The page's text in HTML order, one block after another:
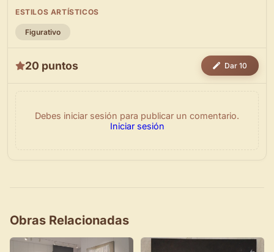
ESTILOS ARTÍSTICOS
Figurativo
20 puntos Dar 10
Debes iniciar sesión para publicar un comentario.
Iniciar sesión
Obras Relacionadas